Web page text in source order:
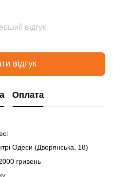
відгук
відгук
Оплата
Одеси (Дворянська, 18)
гривень